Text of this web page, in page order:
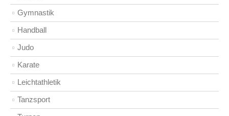
Gymnastik
Handball
Judo
Karate
Leichtathletik
Tanzsport